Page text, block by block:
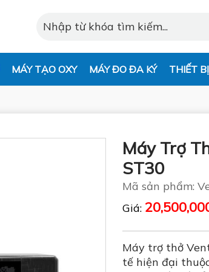
MÁY TẠO OXY MÁY ĐO ĐA KÝ THIẾT
Máy Trợ
ST30
Mã sản phẩm:
Giá:
Máy trợ thở
tế hiện đại